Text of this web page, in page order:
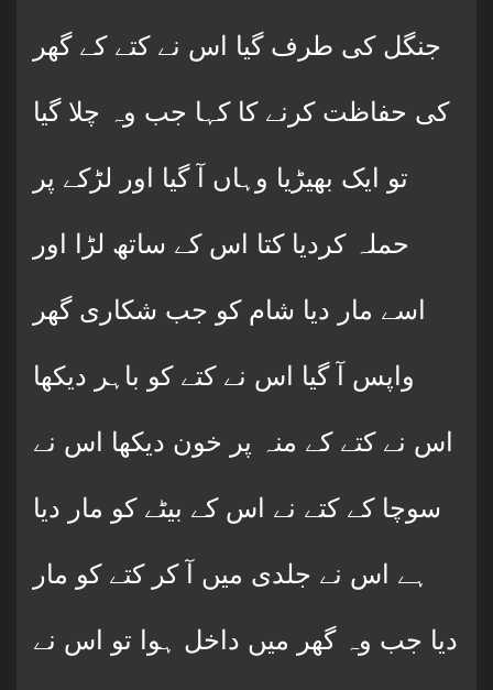
جنگل کی طرف گیا اس نے کتے کے گھر
کی حفاظت کرنے کا کہا جب وہ چلا گیا
تو ایک بھیڑیا وہاں آ گیا اور لڑکے پر
حملہ کردیا کتا اس کے ساتھ لڑا اور
اسے مار دیا شام کو جب شکاری گھر
واپس آ گیا اس نے کتے کو باہر دیکھا
اس نے کتے کے منہ پر خون دیکھا اس نے
سوچا کے کتے نے اس کے بیٹے کو مار دیا
ہے اس نے جلدی میں آ کر کتے کو مار
دیا جب وہ گھر میں داخل ہوا تو اس نے